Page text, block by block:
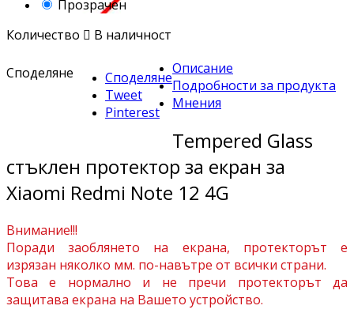
Прозрачен
Количество  В наличност
Споделяне
Споделяне
Tweet
Pinterest
Описание
Подробности за продукта
Мнения
Tempered Glass
стъклен протектор за екран за
Xiaomi Redmi Note 12 4G
Внимание!!!
Поради заоблянето на екрана, протекторът е
изрязан няколко мм. по-навътре от всички страни.
Това е нормално и не пречи протекторът да
защитава екрана на Вашето устройство.